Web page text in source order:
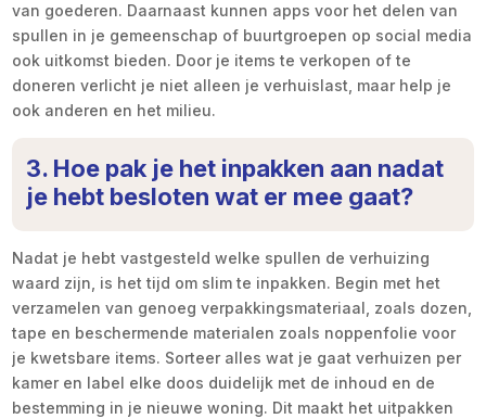
van goederen. Daarnaast kunnen apps voor het delen van
spullen in je gemeenschap of buurtgroepen op social media
ook uitkomst bieden. Door je items te verkopen of te
doneren verlicht je niet alleen je verhuislast, maar help je
ook anderen en het milieu.
3. Hoe pak je het inpakken aan nadat
je hebt besloten wat er mee gaat?
Nadat je hebt vastgesteld welke spullen de verhuizing
waard zijn, is het tijd om slim te inpakken. Begin met het
verzamelen van genoeg verpakkingsmateriaal, zoals dozen,
tape en beschermende materialen zoals noppenfolie voor
je kwetsbare items. Sorteer alles wat je gaat verhuizen per
kamer en label elke doos duidelijk met de inhoud en de
bestemming in je nieuwe woning. Dit maakt het uitpakken